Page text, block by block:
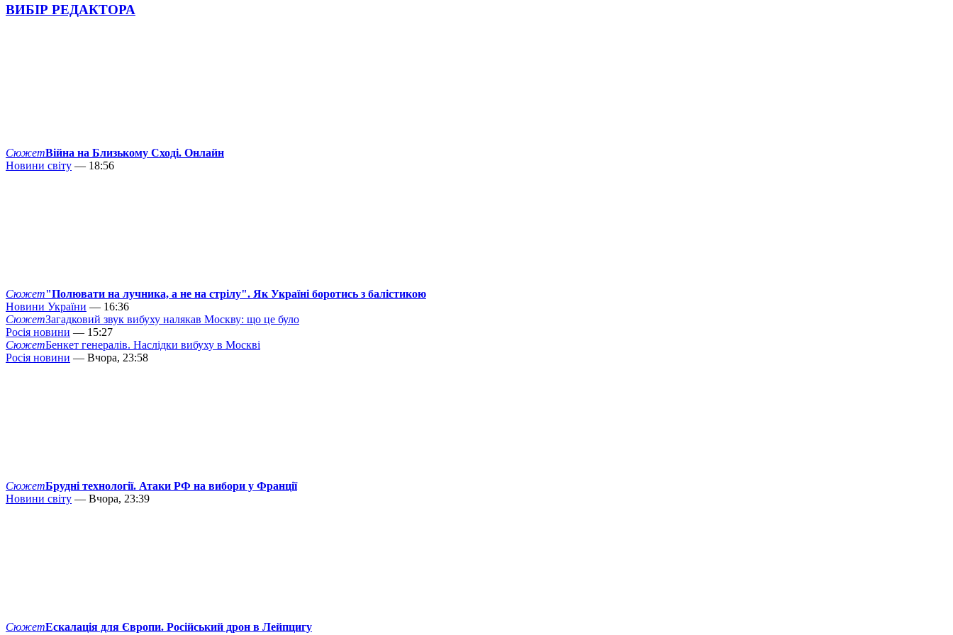
ВИБІР РЕДАКТОРА
СюжетВійна на Близькому Сході. Онлайн
Новини світу — 18:56
Сюжет"Полювати на лучника, а не на стрілу". Як Україні боротись з балістикою
Новини України — 16:36
СюжетЗагадковий звук вибуху налякав Москву: що це було
Росія новини — 15:27
СюжетБенкет генералів. Наслідки вибуху в Москві
Росія новини — Вчора, 23:58
СюжетБрудні технології. Атаки РФ на вибори у Франції
Новини світу — Вчора, 23:39
СюжетЕскалація для Європи. Російський дрон в Лейпцигу